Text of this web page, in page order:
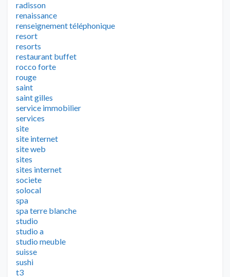
radisson
renaissance
renseignement téléphonique
resort
resorts
restaurant buffet
rocco forte
rouge
saint
saint gilles
service immobilier
services
site
site internet
site web
sites
sites internet
societe
solocal
spa
spa terre blanche
studio
studio a
studio meuble
suisse
sushi
t3